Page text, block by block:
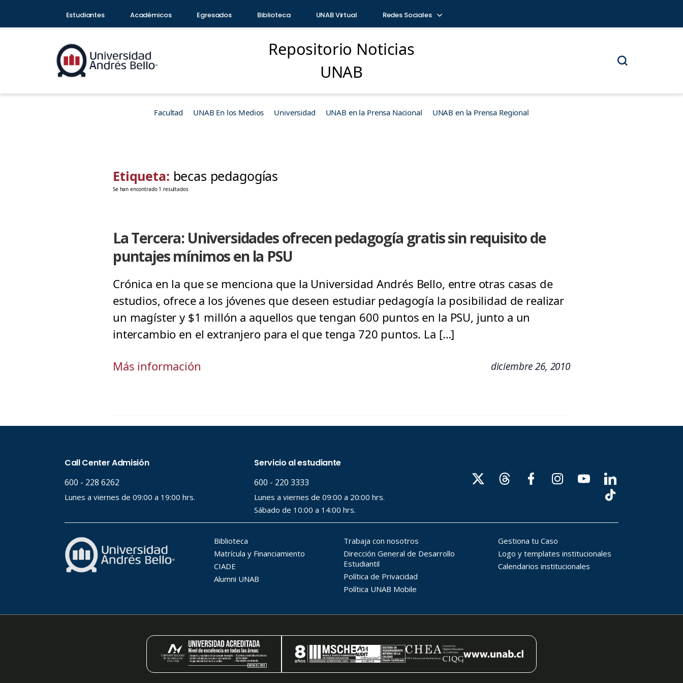
Estudiantes Académicos Egresados Biblioteca UNAB Virtual Redes Sociales
Repositorio Noticias
UNAB
Facultad UNAB En los Medios Universidad UNAB en la Prensa Nacional UNAB en la Prensa Regional
Etiqueta: becas pedagogías
Se han encontrado 1 resultados
La Tercera: Universidades ofrecen pedagogía gratis sin requisito de
puntajes mínimos en la PSU
Crónica en la que se menciona que la Universidad Andrés Bello, entre otras casas de
estudios, ofrece a los jóvenes que deseen estudiar pedagogía la posibilidad de realizar
un magíster y $1 millón a aquellos que tengan 600 puntos en la PSU, junto a un
intercambio en el extranjero para el que tenga 720 puntos. La […]
Más información diciembre 26, 2010